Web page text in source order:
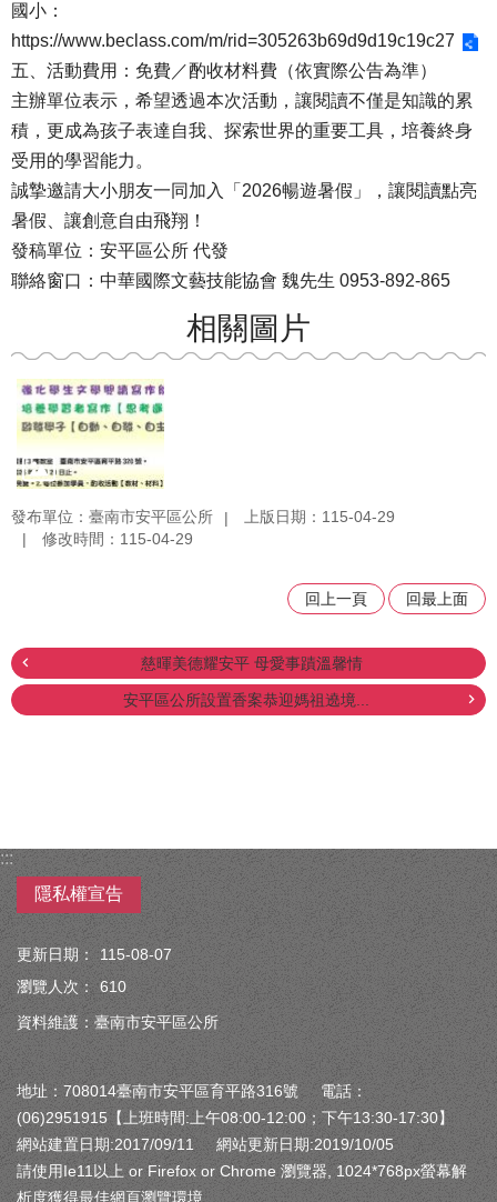
國小：
https://www.beclass.com/m/rid=305263b69d9d19c19c27
五、活動費用：免費／酌收材料費（依實際公告為準）
主辦單位表示，希望透過本次活動，讓閱讀不僅是知識的累
積，更成為孩子表達自我、探索世界的重要工具，培養終身
受用的學習能力。
誠摯邀請大小朋友一同加入「2026暢遊暑假」，讓閱讀點亮
暑假、讓創意自由飛翔！
發稿單位：安平區公所 代發
聯絡窗口：中華國際文藝技能協會 魏先生 0953-892-865
相關圖片
發布單位：臺南市安平區公所
上版日期：115-04-29
修改時間：115-04-29
回上一頁 回最上面
慈暉美德耀安平 母愛事蹟溫馨情
安平區公所設置香案恭迎媽祖遶境...
:::
隱私權宣告
更新日期：
115-08-07
瀏覽人次：
610
資料維護：臺南市安平區公所
地址：708014臺南市安平區育平路316號 電話：
(06)2951915【上班時間:上午08:00-12:00；下午13:30-17:30】
網站建置日期:2017/09/11 網站更新日期:2019/10/05
請使用Ie11以上 or Firefox or Chrome 瀏覽器, 1024*768px螢幕解
析度獲得最佳網頁瀏覽環境